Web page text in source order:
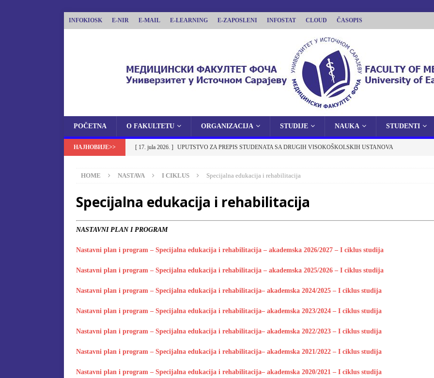
INFOKIOSK E-NIR E-MAIL E-LEARNING E-ZAPOSLENI INFOSTAT CLOUD ČASOPIS
MEDICINSKI FAKULTET FOČA
MEDICINSKI FAKULTET UNIVERZITETA U ISTOČNOM SARAJEVU
POČETNA O FAKULTETU ORGANIZACIJA STUDIJE NAUKA STUDENTI
[ 17. jula 2026. ] UPUTSTVO ZA PREPIS STUDENATA SA DRUGIH VISOKOŠKOLSKIH USTANOVA
OBAVJEŠTENJE O JAVNOJ ODBRANI DOKTORSKE DISERTACIJE
OBAVJEŠTENJA
[ 15. jula 2026. ]
AKADEMSKOJ 2026/2027. GODINI VIJESTI
SPECIJALNA EDUKACIJA I REHABILITACIJA
HOME NASTAVA I CIKLUS Specijalna edukacija i rehabilitacija
Specijalna edukacija i rehabilitacija
NASTAVNI PLAN I PROGRAM
Nastavni plan i program – Specijalna edukacija i rehabilitacija – akademska 2026/2027 – I ciklus studija
Nastavni plan i program – Specijalna edukacija i rehabilitacija – akademska 2025/2026 – I ciklus studija
Nastavni plan i program – Specijalna edukacija i rehabilitacija– akademska 2024/2025 – I ciklus studija
Nastavni plan i program – Specijalna edukacija i rehabilitacija– akademska 2023/2024 – I ciklus studija
Nastavni plan i program – Specijalna edukacija i rehabilitacija– akademska 2022/2023 – I ciklus studija
Nastavni plan i program – Specijalna edukacija i rehabilitacija– akademska 2021/2022 – I ciklus studija
Nastavni plan i program – Specijalna edukacija i rehabilitacija– akademska 2020/2021 – I ciklus studija